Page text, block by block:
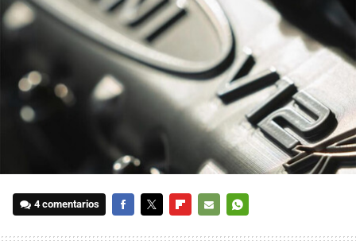
4 comentarios